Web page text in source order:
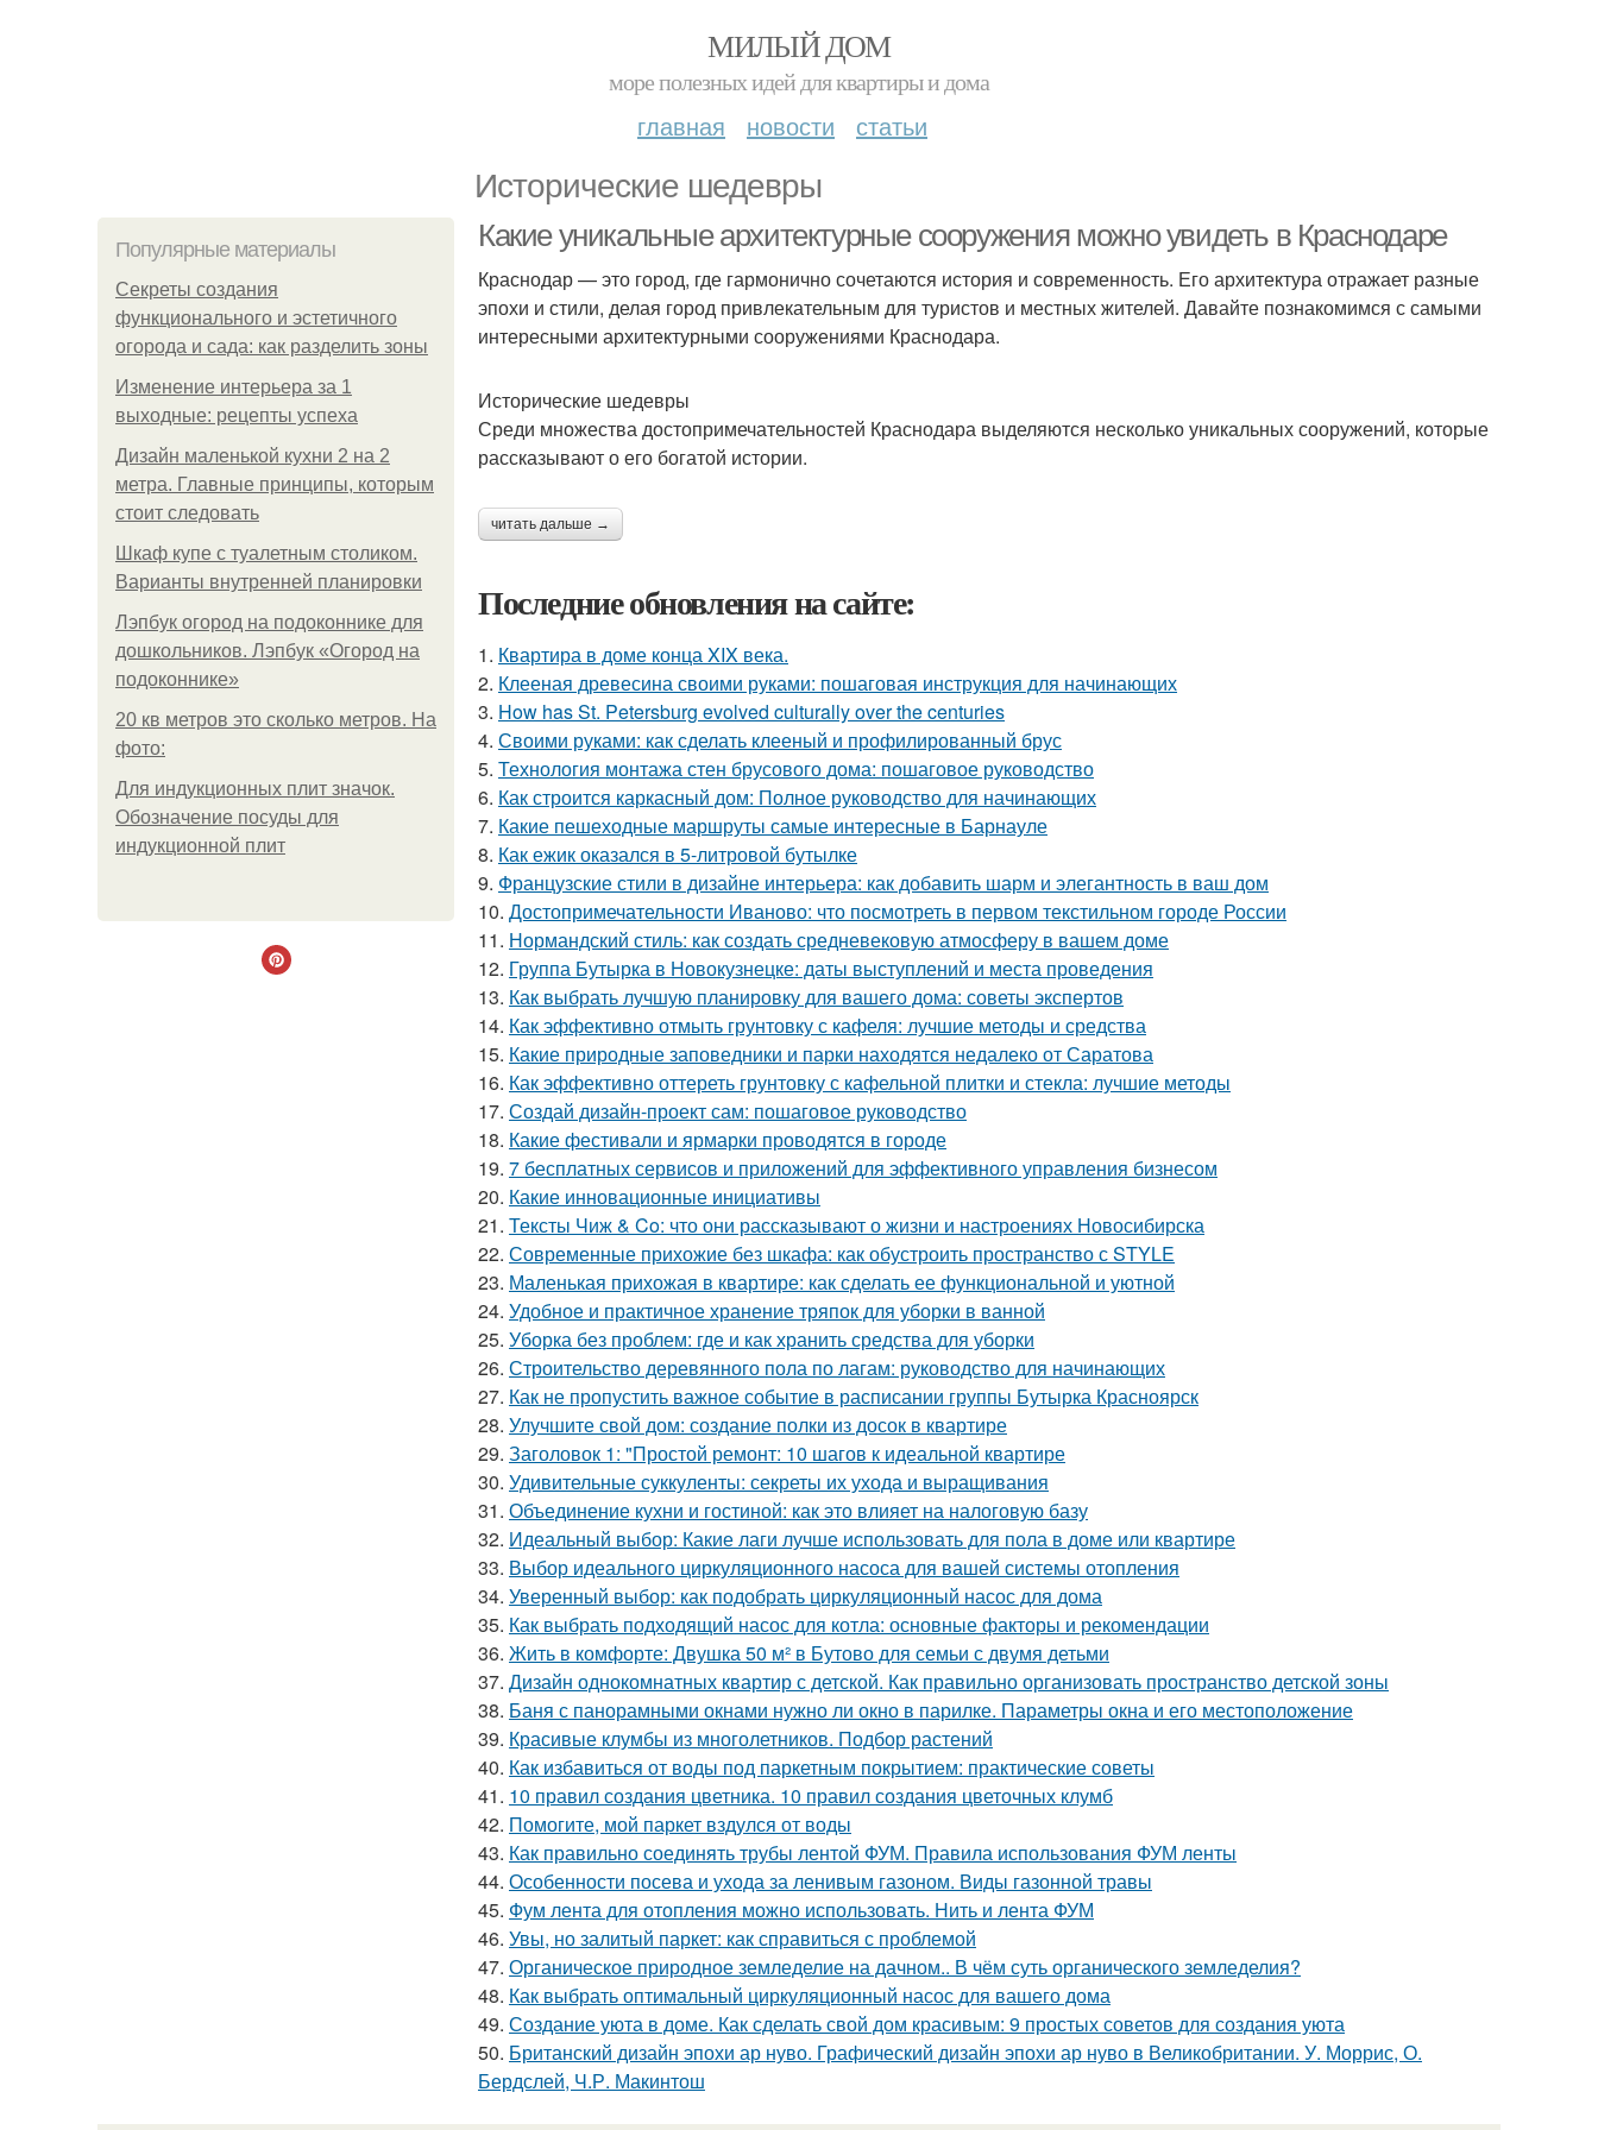
МИЛЫЙ ДОМ
море полезных идей для квартиры и дома
главная новости статьи
Исторические шедевры
Популярные материалы
Секреты создания
функционального и эстетичного
огорода и сада: как разделить зоны
Изменение интерьера за 1
выходные: рецепты успеха
Дизайн маленькой кухни 2 на 2
метра. Главные принципы, которым
стоит следовать
Шкаф купе с туалетным столиком.
Варианты внутренней планировки
Лэпбук огород на подоконнике для
дошкольников. Лэпбук «Огород на
подоконнике»
20 кв метров это сколько метров. На
фото:
Для индукционных плит значок.
Обозначение посуды для
индукционной плит
Какие уникальные архитектурные сооружения можно увидеть в Краснодаре
Краснодар — это город, где гармонично сочетаются история и современность. Его архитектура отражает разные
эпохи и стили, делая город привлекательным для туристов и местных жителей. Давайте познакомимся с самыми
интересными архитектурными сооружениями Краснодара.
Исторические шедевры
Среди множества достопримечательностей Краснодара выделяются несколько уникальных сооружений, которые
рассказывают о его богатой истории.
читать дальше →
Последние обновления на сайте:
1. Квартира в доме конца XIX века.
2. Клееная древесина своими руками: пошаговая инструкция для начинающих
3. How has St. Petersburg evolved culturally over the centuries
4. Своими руками: как сделать клееный и профилированный брус
5. Технология монтажа стен брусового дома: пошаговое руководство
6. Как строится каркасный дом: Полное руководство для начинающих
7. Какие пешеходные маршруты самые интересные в Барнауле
8. Как ежик оказался в 5-литровой бутылке
9. Французские стили в дизайне интерьера: как добавить шарм и элегантность в ваш дом
10. Достопримечательности Иваново: что посмотреть в первом текстильном городе России
11. Нормандский стиль: как создать средневековую атмосферу в вашем доме
12. Группа Бутырка в Новокузнецке: даты выступлений и места проведения
13. Как выбрать лучшую планировку для вашего дома: советы экспертов
14. Как эффективно отмыть грунтовку с кафеля: лучшие методы и средства
15. Какие природные заповедники и парки находятся недалеко от Саратова
16. Как эффективно оттереть грунтовку с кафельной плитки и стекла: лучшие методы
17. Создай дизайн-проект сам: пошаговое руководство
18. Какие фестивали и ярмарки проводятся в городе
19. 7 бесплатных сервисов и приложений для эффективного управления бизнесом
20. Какие инновационные инициативы
21. Тексты Чиж & Co: что они рассказывают о жизни и настроениях Новосибирска
22. Современные прихожие без шкафа: как обустроить пространство с STYLE
23. Маленькая прихожая в квартире: как сделать ее функциональной и уютной
24. Удобное и практичное хранение тряпок для уборки в ванной
25. Уборка без проблем: где и как хранить средства для уборки
26. Строительство деревянного пола по лагам: руководство для начинающих
27. Как не пропустить важное событие в расписании группы Бутырка Красноярск
28. Улучшите свой дом: создание полки из досок в квартире
29. Заголовок 1: "Простой ремонт: 10 шагов к идеальной квартире
30. Удивительные суккуленты: секреты их ухода и выращивания
31. Объединение кухни и гостиной: как это влияет на налоговую базу
32. Идеальный выбор: Какие лаги лучше использовать для пола в доме или квартире
33. Выбор идеального циркуляционного насоса для вашей системы отопления
34. Уверенный выбор: как подобрать циркуляционный насос для дома
35. Как выбрать подходящий насос для котла: основные факторы и рекомендации
36. Жить в комфорте: Двушка 50 м² в Бутово для семьи с двумя детьми
37. Дизайн однокомнатных квартир с детской. Как правильно организовать пространство детской зоны
38. Баня с панорамными окнами нужно ли окно в парилке. Параметры окна и его местоположение
39. Красивые клумбы из многолетников. Подбор растений
40. Как избавиться от воды под паркетным покрытием: практические советы
41. 10 правил создания цветника. 10 правил создания цветочных клумб
42. Помогите, мой паркет вздулся от воды
43. Как правильно соединять трубы лентой ФУМ. Правила использования ФУМ ленты
44. Особенности посева и ухода за ленивым газоном. Виды газонной травы
45. Фум лента для отопления можно использовать. Нить и лента ФУМ
46. Увы, но залитый паркет: как справиться с проблемой
47. Органическое природное земледелие на дачном.. В чём суть органического земледелия?
48. Как выбрать оптимальный циркуляционный насос для вашего дома
49. Создание уюта в доме. Как сделать свой дом красивым: 9 простых советов для создания уюта
50. Британский дизайн эпохи ар нуво. Графический дизайн эпохи ар нуво в Великобритании. У. Моррис, О.
Бердслей, Ч.Р. Макинтош